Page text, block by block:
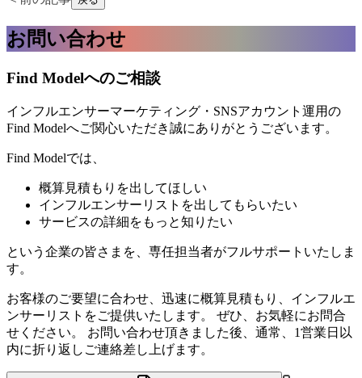
お問い合わせ
Find Modelへのご相談
インフルエンサーマーケティング・SNSアカウント運用の
Find Modelへご関心いただき誠にありがとうございます。
Find Modelでは、
概算見積もりを出してほしい
インフルエンサーリストを出してもらいたい
サービスの詳細をもっと知りたい
という企業の皆さまを、専任担当者がフルサポートいたしま
す。
お客様のご要望に合わせ、迅速に概算見積もり、インフルエ
ンサーリストをご提供いたします。 ぜひ、お気軽にお問合
せください。 お問い合わせ頂きました後、通常、1営業日以
内に折り返しご連絡差し上げます。